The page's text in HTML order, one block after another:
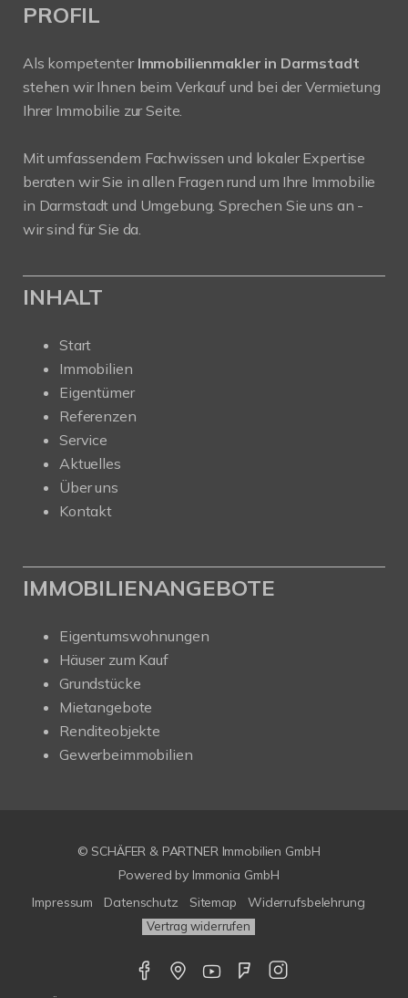
PROFIL
Als kompetenter Immobilienmakler in Darmstadt
stehen wir Ihnen beim Verkauf und bei der Vermietung
Ihrer Immobilie zur Seite.
Mit umfassendem Fachwissen und lokaler Expertise
beraten wir Sie in allen Fragen rund um Ihre Immobilie
in Darmstadt und Umgebung. Sprechen Sie uns an -
wir sind für Sie da.
INHALT
Start
Immobilien
Eigentümer
Referenzen
Service
Aktuelles
Über uns
Kontakt
IMMOBILIENANGEBOTE
Eigentumswohnungen
Häuser zum Kauf
Grundstücke
Mietangebote
Renditeobjekte
Gewerbeimmobilien
© SCHÄFER & PARTNER Immobilien GmbH
Powered by Immonia GmbH
Impressum
Datenschutz Sitemap Widerrufsbelehrung
Vertrag widerrufen